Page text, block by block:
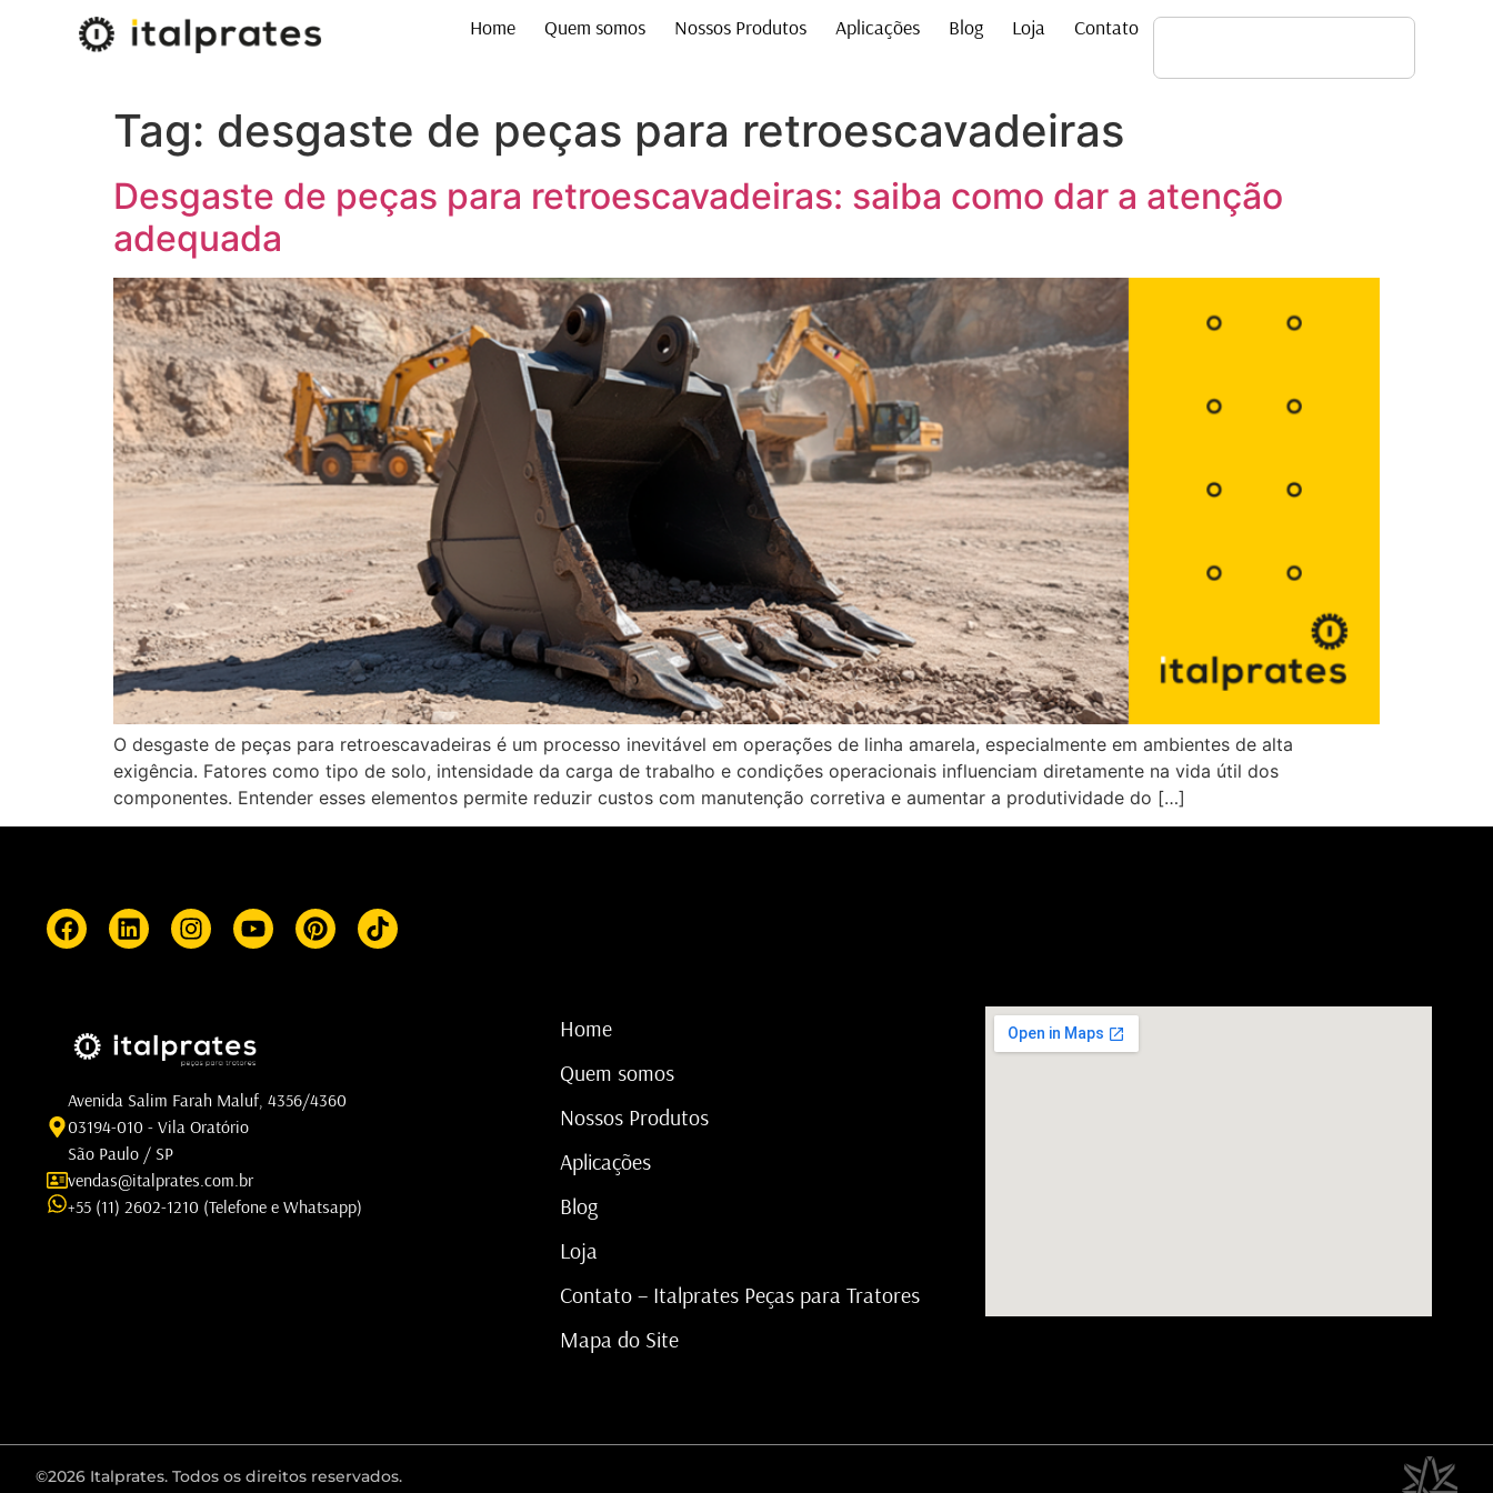
Home Quem somos Nossos Produtos Aplicações Blog Loja Contato
Tag: desgaste de peças para retroescavadeiras
Desgaste de peças para retroescavadeiras: saiba como dar a atenção
adequada
O desgaste de peças para retroescavadeiras é um processo inevitável em operações de linha amarela, especialmente em ambientes de alta
exigência. Fatores como tipo de solo, intensidade da carga de trabalho e condições operacionais influenciam diretamente na vida útil dos
componentes. Entender esses elementos permite reduzir custos com manutenção corretiva e aumentar a produtividade do […]
Avenida Salim Farah Maluf, 4356/4360
03194-010 - Vila Oratório
São Paulo / SP
vendas@italprates.com.br
+55 (11) 2602-1210 (Telefone e Whatsapp)
Home
Quem somos
Nossos Produtos
Aplicações
Blog
Loja
Contato – Italprates Peças para Tratores
Mapa do Site
©2026 Italprates. Todos os direitos reservados.